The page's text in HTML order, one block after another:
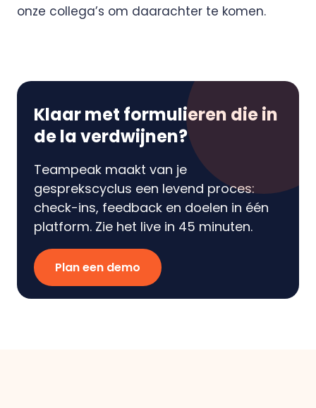
onze collega’s om daarachter te komen.
Klaar met formulieren die in
de la verdwijnen?
Teampeak maakt van je
gesprekscyclus een levend proces:
check-ins, feedback en doelen in één
platform. Zie het live in 45 minuten.
Plan een demo